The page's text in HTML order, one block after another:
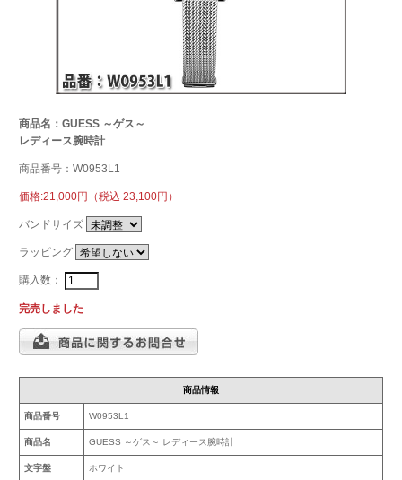
商品名：GUESS ～ゲス～
レディース腕時計
商品番号：W0953L1
価格:21,000円（税込 23,100円）
バンドサイズ
ラッピング
購入数：
完売しました
商品情報
商品番号 W0953L1
商品名 GUESS ～ゲス～ レディース腕時計
文字盤 ホワイト